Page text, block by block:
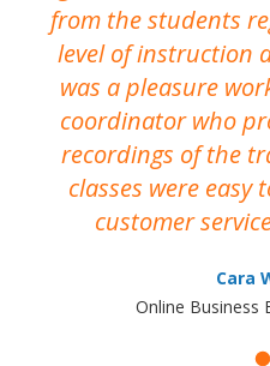
from the students
level of instruction
was a pleasure
coordinator who
recordings of the
classes were easy
customer
Cara
Online Business